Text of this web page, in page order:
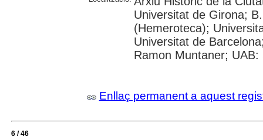
Universitat de Girona;
(Hemeroteca);
Universitat de
Ramon Muntaner; UAB:
Enllaç permanent a aquest
6 / 46